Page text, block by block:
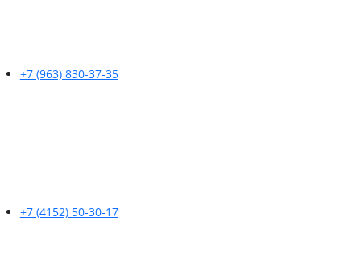
+7 (963) 830-37-35
+7 (4152) 50-30-17